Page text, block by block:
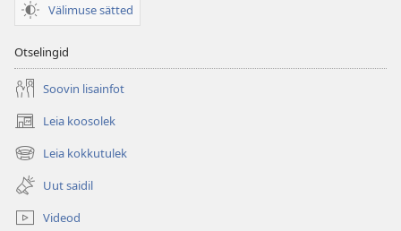
Välimuse sätted
Otselingid
Soovin lisainfot
Leia koosolek
(avab
uue
akna)
Leia kokkutulek
(avab
uue
akna)
Uut saidil
Videod